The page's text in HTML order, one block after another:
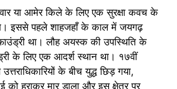
या आमेर किले के लिए एक सुरक्षा कवच के
इससे पहले शाहजहाँ के काल में जयगढ़
था। लौह अयस्क की उपस्थिति के
के लिए एक आदर्श स्थान था। १७वीं
के बीच युद्ध छिड़ गया,
हराकर मार डाला और इस क्षेत्र पर